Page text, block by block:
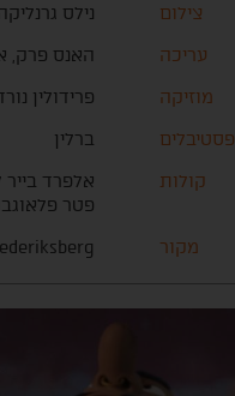
צילום
נילס
עריכה
האנס פרק,
מוזיקה
פרידולין
פסטיבלים
ברלין
קולות
אלפרד בייר
פטר
מקור